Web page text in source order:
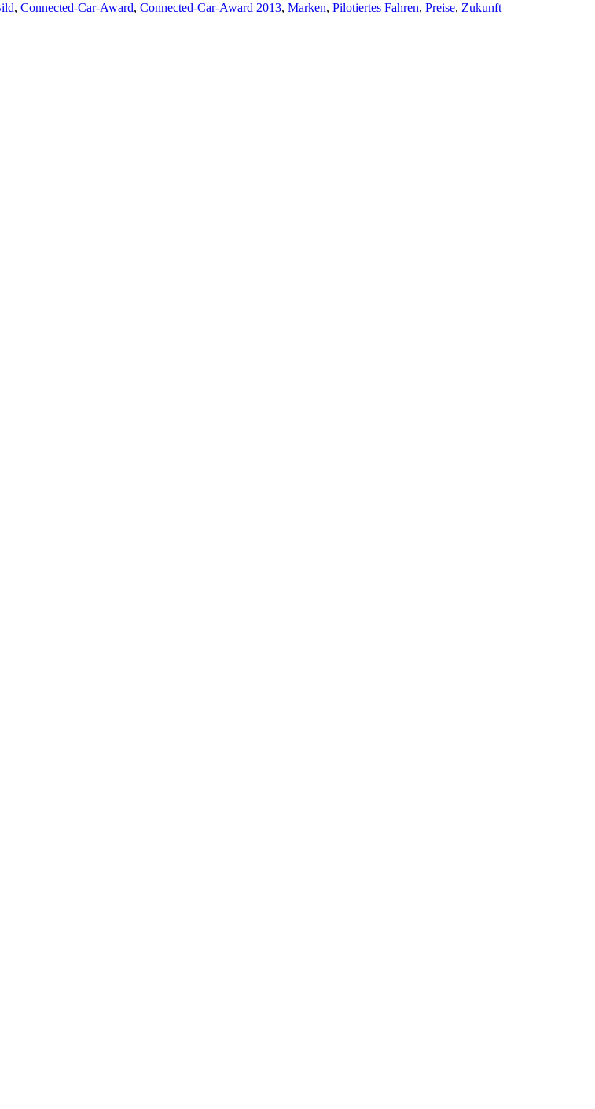
, Connected-Car-Award, Connected-Car-Award 2013, Marken, Pilotiertes Fahren, Preise, Zukunft